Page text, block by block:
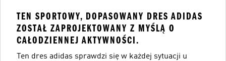
TEN SPORTOWY, DOPASOWANY DRES ADIDAS
ZOSTAŁ ZAPROJEKTOWANY Z MYŚLĄ O
CAŁODZIENNEJ AKTYWNOŚCI.
Ten dres adidas sprawdzi się w każdej sytuacji u